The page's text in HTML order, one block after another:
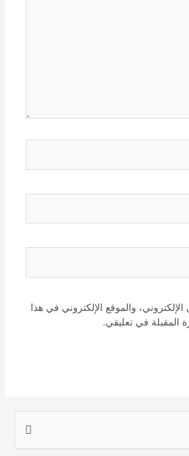
والموقع الإلكتروني في هذا
المقبلة في تعليقي.